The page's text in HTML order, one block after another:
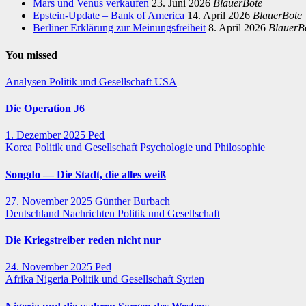
Mars und Venus verkaufen 23. Juni 2026 BlauerBote
Epstein-Update – Bank of America 14. April 2026 BlauerBote
Berliner Erklärung zur Meinungsfreiheit 8. April 2026
You missed
Analysen Politik und Gesellschaft USA
Die Operation J6
1. Dezember 2025 Ped
Korea Politik und Gesellschaft Psychologie und Philosophie
Songdo — Die Stadt, die alles weiß
27. November 2025 Günther Burbach
Deutschland Nachrichten Politik und Gesellschaft
Die Kriegstreiber reden nicht nur
24. November 2025 Ped
Afrika Nigeria Politik und Gesellschaft Syrien